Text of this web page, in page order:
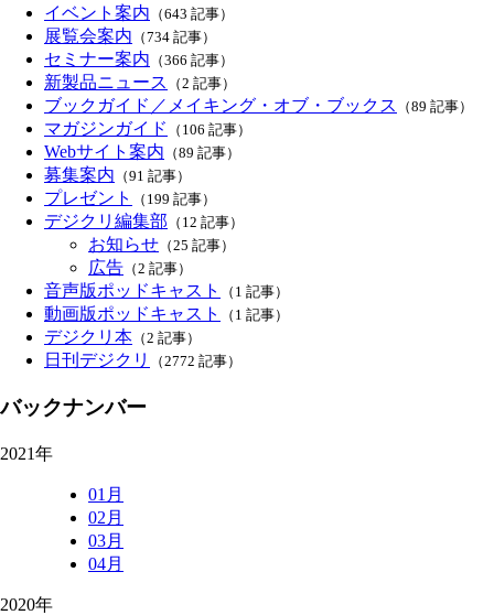
イベント案内 （643 記事）
展覧会案内 （734 記事）
セミナー案内 （366 記事）
新製品ニュース （2 記事）
ブックガイド／メイキング・オブ・ブックス （89 記事）
マガジンガイド （106 記事）
Webサイト案内 （89 記事）
募集案内 （91 記事）
プレゼント （199 記事）
デジクリ編集部 （12 記事）
お知らせ （25 記事）
広告 （2 記事）
音声版ポッドキャスト （1 記事）
動画版ポッドキャスト （1 記事）
デジクリ本 （2 記事）
日刊デジクリ （2772 記事）
バックナンバー
2021年
01月
02月
03月
04月
2020年